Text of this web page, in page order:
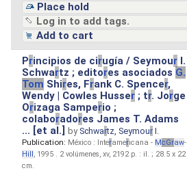
Place hold
Log in to add tags.
Add to cart
Principios de cirugía / Seymour I.
Schwartz ; editores asociados G.
Tom Shires, Frank C. Spencer,
Wendy | Cowles Husser ; tr. Jorge
Orizaga Samperio ;
colaboradores James T. Adams
... [et al.]by Schwartz, Seymour I.
Publication: México : Interamericana - McGraw-
Hill, 1995 . 2 volúmenes, xv, 2192 p. : il. ; 28.5 x 22
cm.